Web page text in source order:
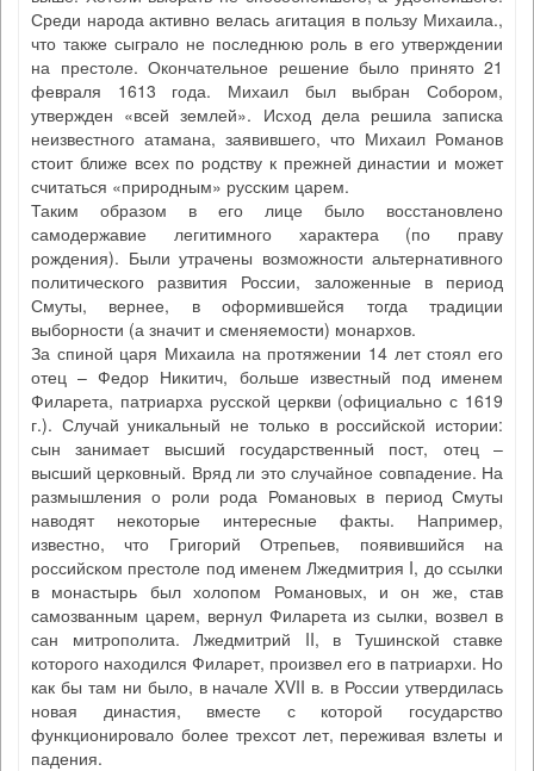
Среди народа активно велась агитация в пользу Михаила.,
что также сыграло не последнюю роль в его утверждении
на престоле. Окончательное решение было принято 21
февраля 1613 года. Михаил был выбран Собором,
утвержден «всей землей». Исход дела решила записка
неизвестного атамана, заявившего, что Михаил Романов
стоит ближе всех по родству к прежней династии и может
считаться «природным» русским царем.
Таким образом в его лице было восстановлено
самодержавие легитимного характера (по праву
рождения). Были утрачены возможности альтернативного
политического развития России, заложенные в период
Смуты, вернее, в оформившейся тогда традиции
выборности (а значит и сменяемости) монархов.
За спиной царя Михаила на протяжении 14 лет стоял его
отец – Федор Никитич, больше известный под именем
Филарета, патриарха русской церкви (официально с 1619
г.). Случай уникальный не только в российской истории:
сын занимает высший государственный пост, отец –
высший церковный. Вряд ли это случайное совпадение. На
размышления о роли рода Романовых в период Смуты
наводят некоторые интересные факты. Например,
известно, что Григорий Отрепьев, появившийся на
российском престоле под именем Лжедмитрия I, до ссылки
в монастырь был холопом Романовых, и он же, став
самозванным царем, вернул Филарета из сылки, возвел в
сан митрополита. Лжедмитрий II, в Тушинской ставке
которого находился Филарет, произвел его в патриархи. Но
как бы там ни было, в начале XVII в. в России утвердилась
новая династия, вместе с которой государство
функционировало более трехсот лет, переживая взлеты и
падения.